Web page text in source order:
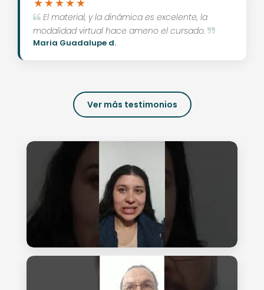
El material, y la dinámica es excelente, la
modalidad virtual hace ameno el cursado.
Maria Guadalupe d.
Ver más testimonios